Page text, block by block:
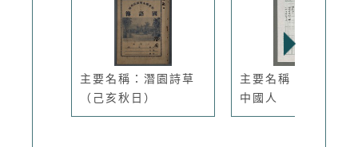
主要名稱：潛園詩草
（己亥秋日）
主要名稱：醒來吧！
中國人